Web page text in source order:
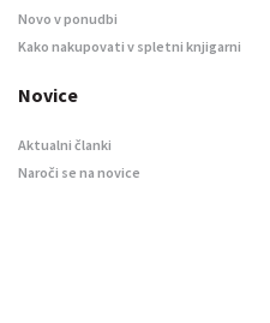
Novo v ponudbi
Kako nakupovati v spletni knjigarni
Novice
Aktualni članki
Naroči se na novice